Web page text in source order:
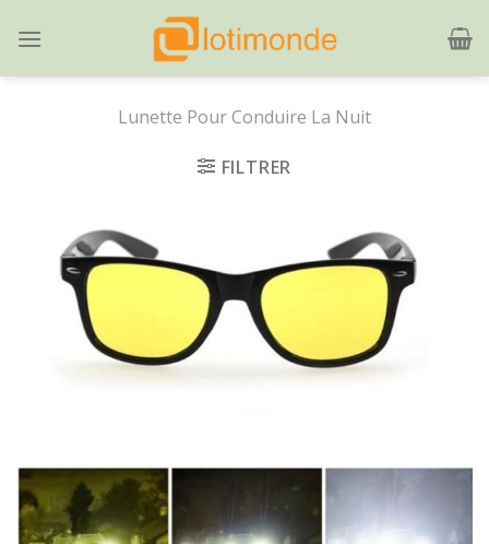
Lunette Pour Conduire La Nuit
FILTRER